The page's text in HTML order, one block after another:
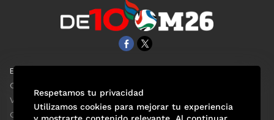
EL UNIVERSAL
Clase
ViveUSA
Confabulario
Respetamos tu privacidad
Utilizamos cookies para mejorar tu experiencia